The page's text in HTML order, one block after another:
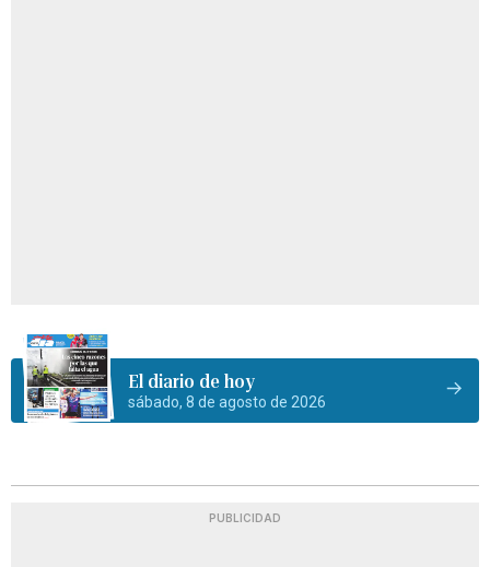
El diario de hoy
sábado, 8 de agosto de 2026
PUBLICIDAD